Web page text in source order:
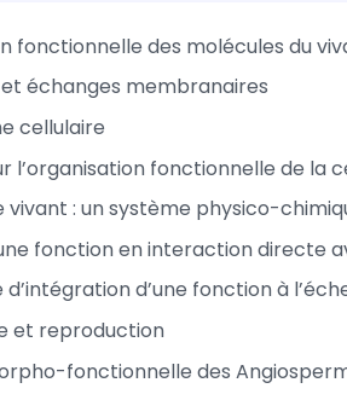
fonctionnelle des molécules du
échanges membranaires
cellulaire
l’organisation fonctionnelle de la
vivant : un système physico-
fonction en interaction directe
d’une fonction à
et reproduction
fonctionnelle des